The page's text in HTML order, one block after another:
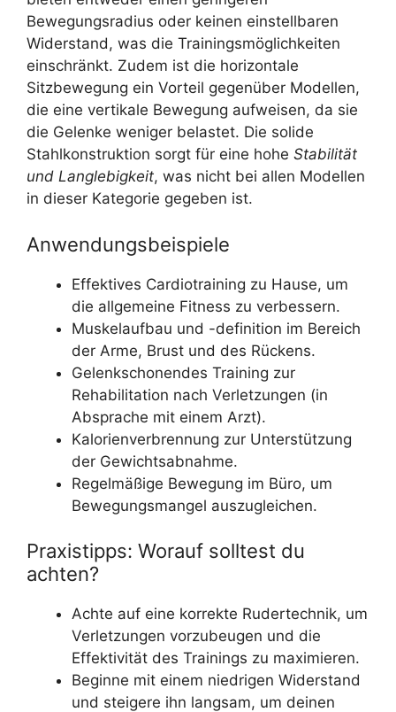
Bewegungsradius oder keinen einstellbaren
Widerstand, was die Trainingsmöglichkeiten
einschränkt. Zudem ist die horizontale
Sitzbewegung ein Vorteil gegenüber Modellen,
die eine vertikale Bewegung aufweisen, da sie
die Gelenke weniger belastet. Die solide
Stahlkonstruktion sorgt für eine hohe Stabilität
und Langlebigkeit, was nicht bei allen Modellen
in dieser Kategorie gegeben ist.
Anwendungsbeispiele
Effektives Cardiotraining zu Hause, um
die allgemeine Fitness zu verbessern.
Muskelaufbau und -definition im Bereich
der Arme, Brust und des Rückens.
Gelenkschonendes Training zur
Rehabilitation nach Verletzungen (in
Absprache mit einem Arzt).
Kalorienverbrennung zur Unterstützung
der Gewichtsabnahme.
Regelmäßige Bewegung im Büro, um
Bewegungsmangel auszugleichen.
Praxistipps: Worauf solltest du
achten?
Achte auf eine korrekte Rudertechnik, um
Verletzungen vorzubeugen und die
Effektivität des Trainings zu maximieren.
Beginne mit einem niedrigen Widerstand
und steigere ihn langsam, um deinen